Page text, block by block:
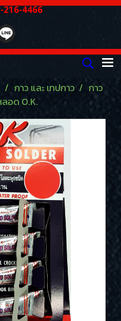
216-4466
กาว และ เทปกาว
กาว
อด O.K.